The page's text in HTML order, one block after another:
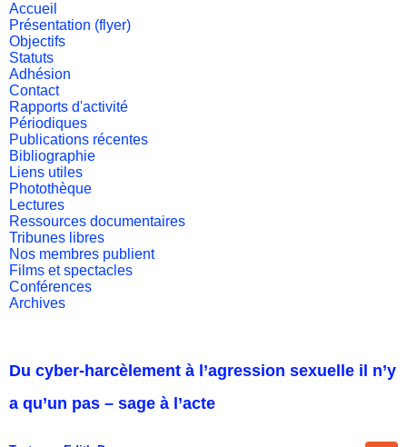
Accueil
Présentation (flyer)
Objectifs
Statuts
Adhésion
Contact
Rapports d'activité
Périodiques
Publications récentes
Bibliographie
Liens utiles
Photothèque
Lectures
Ressources documentaires
Tribunes libres
Nos membres publient
Films et spectacles
Conférences
Archives
Du cyber-harcèlement à l’agression sexuelle il n’y
a qu’un pas – sage à l’acte